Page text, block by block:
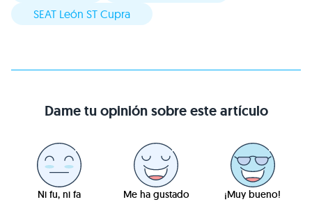
SEAT León ST Cupra
Dame tu opinión sobre este artículo
Ni fu, ni fa Me ha gustado ¡Muy bueno!